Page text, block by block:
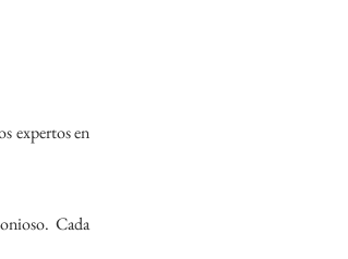
expertos en
Cada